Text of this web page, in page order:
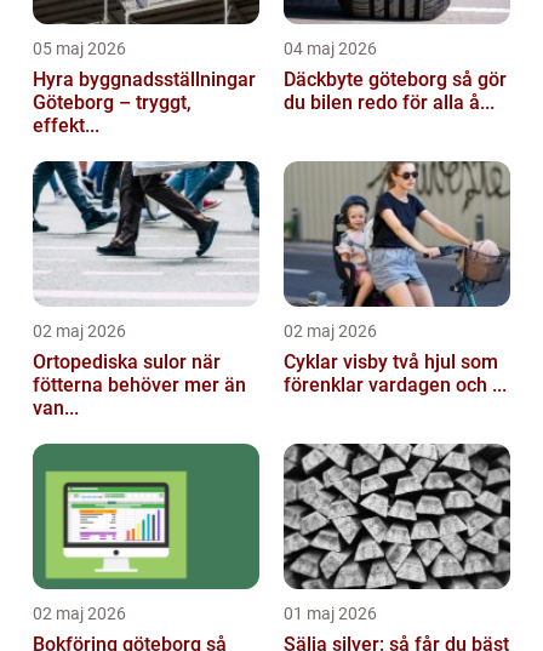
05 maj 2026
Hyra byggnadsställningar
Göteborg – tryggt,
effekt...
04 maj 2026
Däckbyte göteborg så gör
du bilen redo för alla å...
02 maj 2026
Ortopediska sulor när
fötterna behöver mer än
van...
02 maj 2026
Cyklar visby två hjul som
förenklar vardagen och ...
02 maj 2026
Bokföring göteborg så
01 maj 2026
Sälja silver: så får du bäst